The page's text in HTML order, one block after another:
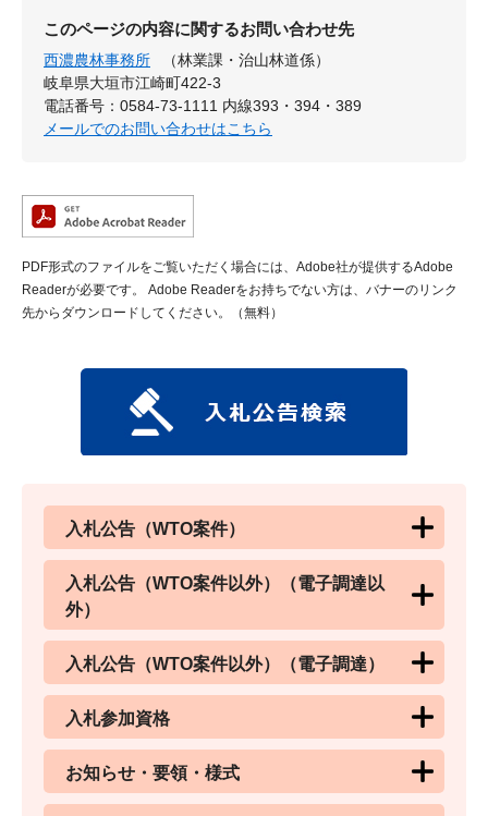
このページの内容に関するお問い合わせ先
西濃農林事務所
（林業課・治山林道係）
岐阜県大垣市江崎町422-3
電話番号：0584-73-1111 内線393・394・389
メールでのお問い合わせはこちら
PDF形式のファイルをご覧いただく場合には、Adobe社が提供するAdobe
Readerが必要です。
Adobe Readerをお持ちでない方は、バナーのリンク
先からダウンロードしてください。（無料）
入札公告（WTO案件）
入札公告（WTO案件以外）（電子調達以
外）
入札公告（WTO案件以外）（電子調達）
入札参加資格
お知らせ・要領・様式